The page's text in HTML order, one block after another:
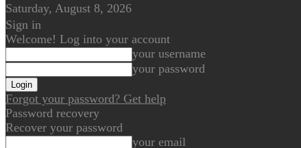
Saturday, August 8, 2026
Sign in
Welcome! Log into your account
your username
your password
Forgot your password? Get help
Password recovery
Recover your password
your email